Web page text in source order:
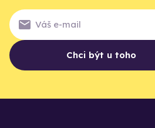
Chci být u toho